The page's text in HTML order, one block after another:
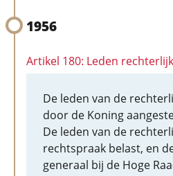
1956
Artikel 180: Leden
De leden van de
door de Koning
De leden van de
rechtspraak belast, en
generaal bij de Hoge